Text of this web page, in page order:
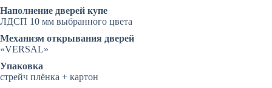
Наполнение дверей купе
ЛДСП 10 мм выбранного цвета
Механизм открывания дверей
«VERSAL»
Упаковка
стрейч плёнка + картон